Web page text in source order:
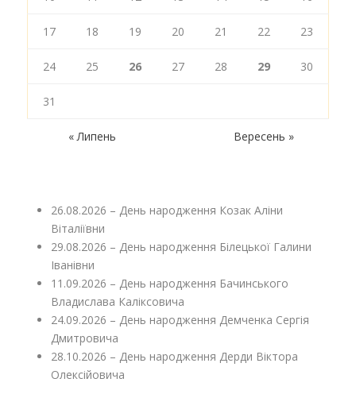
17 18 19 20 21 22 23
24 25 26 27 28 29 30
31
« Липень Вересень »
26.08.2026 – День народження Козак Аліни
Віталіївни
29.08.2026 – День народження Білецької Галини
Іванівни
11.09.2026 – День народження Бачинського
Владислава Каліксовича
24.09.2026 – День народження Демченка Сергія
Дмитровича
28.10.2026 – День народження Дерди Віктора
Олексійовича